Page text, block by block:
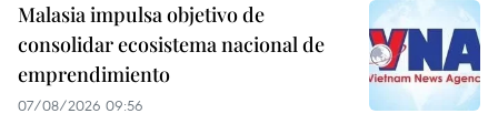
Malasia impulsa objetivo de
consolidar ecosistema nacional de
emprendimiento
07/08/2026 09:56